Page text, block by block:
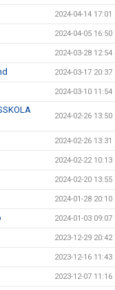
2024-04-14 17:01
2024-04-05 16:50
2024-03-28 12:54
2024-03-17 20:37
2024-03-10 11:54
2024-02-26 13:50
2024-02-26 13:31
2024-02-22 10:13
2024-02-20 13:55
2024-01-28 20:10
2024-01-03 09:07
2023-12-29 20:42
2023-12-16 11:43
2023-12-07 11:16